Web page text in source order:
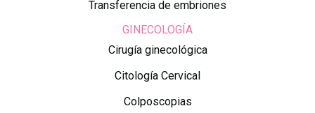
Transferencia de embriones
GINECOLOGÍA
Cirugía ginecológica
Citología Cervical
Colposcopias